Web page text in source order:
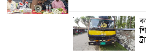
কালিগঞ্জে নিখোঁজ
মিলল ইছামতী নদীতে